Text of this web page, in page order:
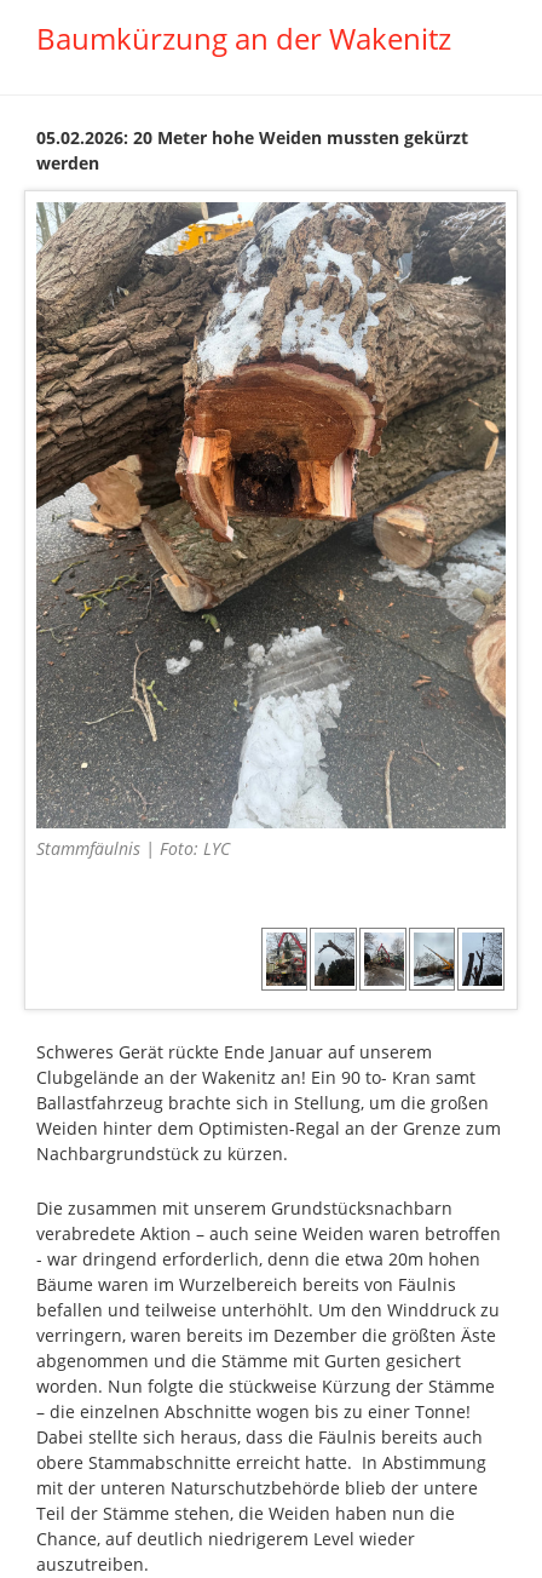
Baumkürzung an der Wakenitz
05.02.2026: 20 Meter hohe Weiden mussten gekürzt
werden
Stammfäulnis | Foto: LYC
Schweres Gerät rückte Ende Januar auf unserem
Clubgelände an der Wakenitz an! Ein 90 to- Kran samt
Ballastfahrzeug brachte sich in Stellung, um die großen
Weiden hinter dem Optimisten-Regal an der Grenze zum
Nachbargrundstück zu kürzen.
Die zusammen mit unserem Grundstücksnachbarn
verabredete Aktion – auch seine Weiden waren betroffen
- war dringend erforderlich, denn die etwa 20m hohen
Bäume waren im Wurzelbereich bereits von Fäulnis
befallen und teilweise unterhöhlt. Um den Winddruck zu
verringern, waren bereits im Dezember die größten Äste
abgenommen und die Stämme mit Gurten gesichert
worden. Nun folgte die stückweise Kürzung der Stämme
– die einzelnen Abschnitte wogen bis zu einer Tonne!
Dabei stellte sich heraus, dass die Fäulnis bereits auch
obere Stammabschnitte erreicht hatte. In Abstimmung
mit der unteren Naturschutzbehörde blieb der untere
Teil der Stämme stehen, die Weiden haben nun die
Chance, auf deutlich niedrigerem Level wieder
auszutreiben.